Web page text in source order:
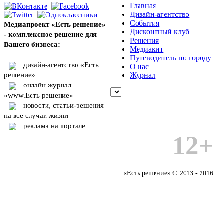
Медиапроект «Есть решение»
- комплексное решение для
Вашего бизнеса:
дизайн-агентство «Есть
решение»
онлайн-журнал
«www.Есть решение»
новости, статьи-решения
на все случаи жизни
реклама на портале
Главная
Дизайн-агентство
События
Дисконтный клуб
Решения
Медиакит
Путеводитель по городу
О нас
Журнал
12+
«Есть решение» © 2013 - 2016